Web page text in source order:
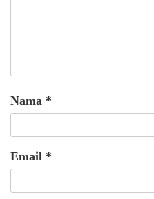
Nama *
Email *